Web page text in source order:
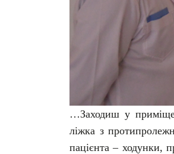
…Заходиш у
ліжка з
пацієнта – ходунки,